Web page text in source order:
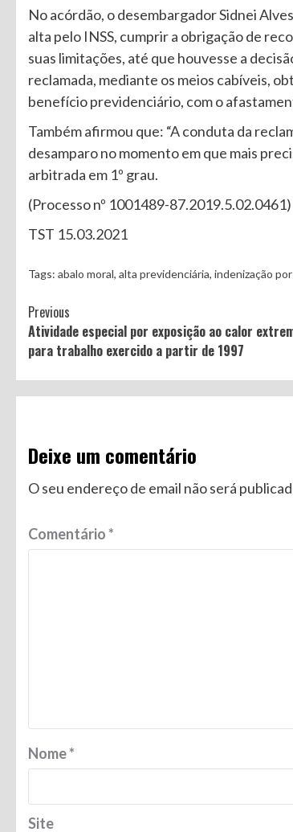
No acórdão, o desembargador Sidnei
alta pelo INSS, cumprir a obrigação de
suas limitações, até que houvesse a
reclamada, mediante os meios cabíveis,
benefício previdenciário, com o
Também afirmou que: “A conduta da
desamparo no momento em que mais
arbitrada em 1º grau.
(Processo nº 1001489-87.2019.5.02.0461)
TST 15.03.2021
Tags: abalo moral, alta previdenciária, indenização
Continue
Reading
Previous
Atividade especial por exposição ao calor
para trabalho exercido a partir de 1997
Deixe um comentário
O seu endereço de email não será
Comentário*
Nome*
Site